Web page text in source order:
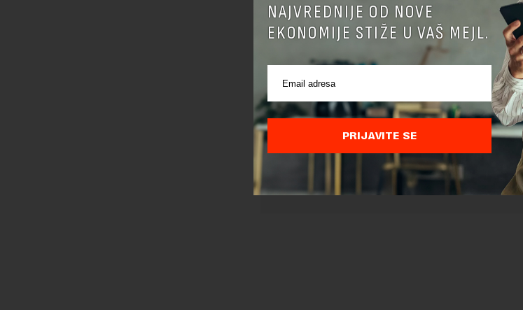
Pre slanja komentara, molimo vas da se upoznate sa
Sajt je zaštićen pomocu reCaptcha i Google. Google
NAJVREDNIJE OD NOVE
EKONOMIJE STIŽE U VAŠ MEJL.
PRIJAVITE SE